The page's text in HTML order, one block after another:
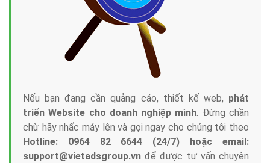
Nếu bạn đang cần quảng cáo, thiết kế web, phát
triển Website cho doanh nghiệp mình. Đừng chần
chừ hãy nhấc máy lên và gọi ngay cho chúng tôi theo
Hotline: 0964 82 6644 (24/7) hoặc email:
support@vietadsgroup.vn để được tư vấn chuyên